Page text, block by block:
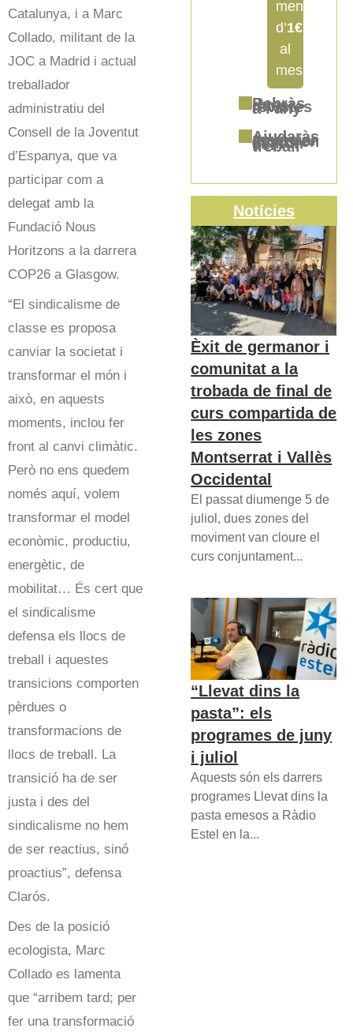
Catalunya, i a Marc
Collado, militant de la
JOC a Madrid i actual
treballador
administratiu del
Consell de la Joventut
d’Espanya, que va
participar com a
delegat amb la
Fundació Nous
Horitzons a la darrera
COP26 a Glasgow.
“El sindicalisme de
classe es proposa
canviar la societat i
transformar el món i
això, en aquests
moments, inclou fer
front al canvi climàtic.
Però no ens quedem
només aquí, volem
transformar el model
econòmic, productiu,
energètic, de
mobilitat… És cert que
el sindicalisme
defensa els llocs de
treball i aquestes
transicions comporten
pèrdues o
transformacions de
llocs de treball. La
transició ha de ser
justa i des del
sindicalisme no hem
de ser reactius, sinó
proactius”, defensa
Clarós.
Des de la posició
ecologista, Marc
Collado es lamenta
que “arribem tard; per
fer una transformació
menys
d’1€
al
mes
Rebràs dues revistes a l'any
Ajudaràs a anunciar Jesús en el món del treball
Notícies
Èxit de germanor i
comunitat a la
trobada de final de
curs compartida de
les zones
Montserrat i Vallès
Occidental
El passat diumenge 5 de
juliol, dues zones del
moviment van cloure el
curs conjuntament...
“Llevat dins la
pasta”: els
programes de juny
i juliol
Aquests són els darrers
programes Llevat dins la
pasta emesos a Ràdio
Estel en la...